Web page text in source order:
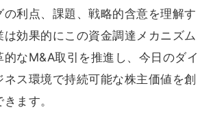
の利点、課題、戦略的含意を理解す
は効果的にこの資金調達メカニズム
的なM&A取引を推進し、今日のダイ
ス環境で持続可能な株主価値を創
ます。